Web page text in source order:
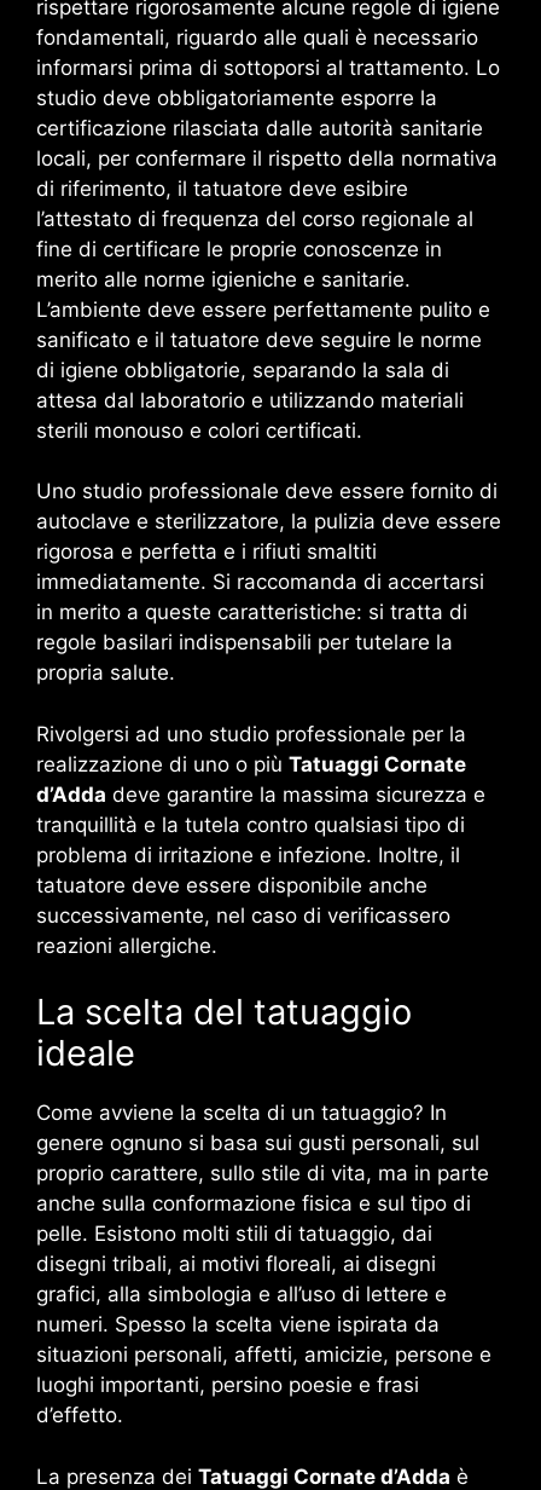
rispettare rigorosamente alcune regole di igiene
fondamentali, riguardo alle quali è necessario
informarsi prima di sottoporsi al trattamento. Lo
studio deve obbligatoriamente esporre la
certificazione rilasciata dalle autorità sanitarie
locali, per confermare il rispetto della normativa
di riferimento, il tatuatore deve esibire
l’attestato di frequenza del corso regionale al
fine di certificare le proprie conoscenze in
merito alle norme igieniche e sanitarie.
L’ambiente deve essere perfettamente pulito e
sanificato e il tatuatore deve seguire le norme
di igiene obbligatorie, separando la sala di
attesa dal laboratorio e utilizzando materiali
sterili monouso e colori certificati.
Uno studio professionale deve essere fornito di
autoclave e sterilizzatore, la pulizia deve essere
rigorosa e perfetta e i rifiuti smaltiti
immediatamente. Si raccomanda di accertarsi
in merito a queste caratteristiche: si tratta di
regole basilari indispensabili per tutelare la
propria salute.
Rivolgersi ad uno studio professionale per la
realizzazione di uno o più Tatuaggi Cornate
d’Adda deve garantire la massima sicurezza e
tranquillità e la tutela contro qualsiasi tipo di
problema di irritazione e infezione. Inoltre, il
tatuatore deve essere disponibile anche
successivamente, nel caso di verificassero
reazioni allergiche.
La scelta del tatuaggio
ideale
Come avviene la scelta di un tatuaggio? In
genere ognuno si basa sui gusti personali, sul
proprio carattere, sullo stile di vita, ma in parte
anche sulla conformazione fisica e sul tipo di
pelle. Esistono molti stili di tatuaggio, dai
disegni tribali, ai motivi floreali, ai disegni
grafici, alla simbologia e all’uso di lettere e
numeri. Spesso la scelta viene ispirata da
situazioni personali, affetti, amicizie, persone e
luoghi importanti, persino poesie e frasi
d’effetto.
La presenza dei Tatuaggi Cornate d’Adda è